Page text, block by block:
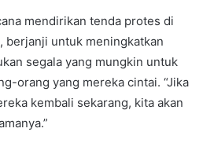
mendirikan tenda protes di
berjanji untuk meningkatkan
segala yang mungkin untuk
orang yang mereka cintai. “Jika
kembali sekarang, kita akan